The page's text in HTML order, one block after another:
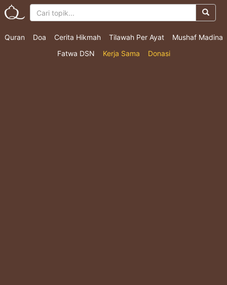
Quran Doa Cerita Hikmah Tilawah Per Ayat
Mushaf Madina
Fatwa DSN
Kerja Sama Donasi